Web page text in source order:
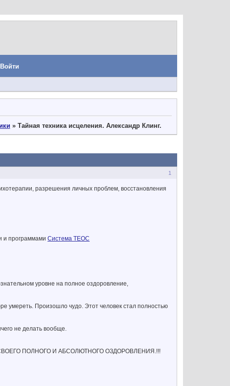
Войти
» Тайная техника исцеления. Александр Клинг.
1
разрешения личных проблем, восстановления
и программамиСистема ТЕОС
уровне на полное оздоровление,
умереть. Произошло чудо. Этот человек стал полностью
не делать вообще.
ПОЛНОГО И АБСОЛЮТНОГО ОЗДОРОВЛЕНИЯ.!!!